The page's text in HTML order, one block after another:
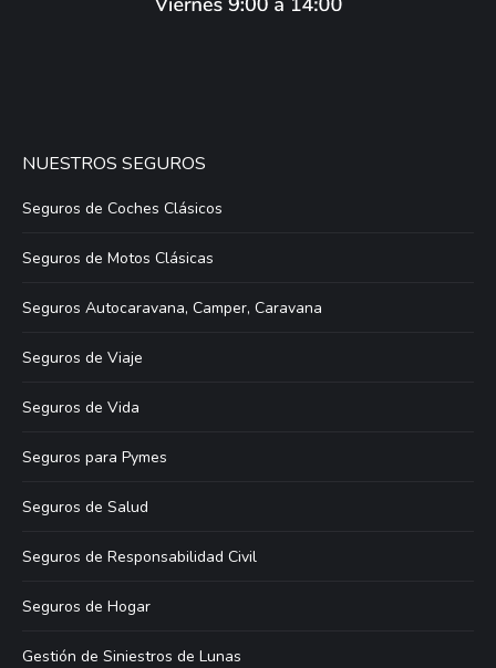
NUESTROS SEGUROS
Seguros de Coches Clásicos
Seguros de Motos Clásicas
Seguros Autocaravana, Camper, Caravana
Seguros de Viaje
Seguros de Vida
Seguros para Pymes
Seguros de Salud
Seguros de Responsabilidad Civil
Seguros de Hogar
Gestión de Siniestros de Lunas